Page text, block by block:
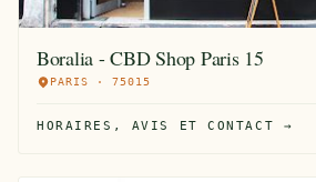
Boralia - CBD Shop Paris 15
PARIS · 75015
HORAIRES, AVIS ET CONTACT →